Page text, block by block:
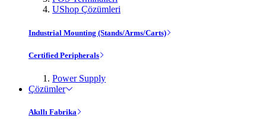
UShop Çözümleri
Industrial Mounting (Stands/Arms/Carts)
Certified Peripherals
Power Supply
Çözümler
Akıllı Fabrika